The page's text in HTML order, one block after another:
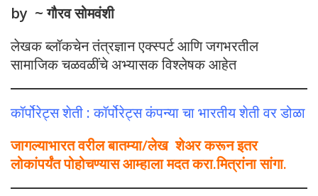
by ~ गौरव सोमवंशी
लेखक ब्लॉकचेन तंत्रज्ञान एक्स्पर्ट आणि जगभरतील
सामाजिक चळवळींचे अभ्यासक विश्लेषक आहेत
कॉर्पोरेट्स शेती : कॉर्पोरेट्स कंपन्या चा भारतीय शेती वर डोळा
जागल्याभारत वरील बातम्या/लेख शेअर करून इतर
लोकांपर्यंत पोहोचण्यास आम्हाला मदत करा.मित्रांना सांगा.